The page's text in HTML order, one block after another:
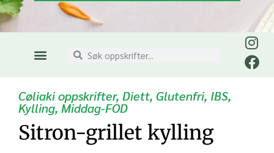
Cøliaki oppskrifter, Diett, Glutenfri, IBS,
Kylling, Middag-FOD
Sitron-grillet kylling